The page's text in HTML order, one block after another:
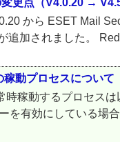
更点（V4.0.20 →
から ESET Mail
加されました。
動プロセスについて
時稼動するプロセス
有効にしている場